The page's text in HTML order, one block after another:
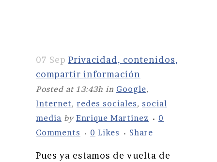
07 Sep Privacidad, contenidos,
compartir información
Posted at 13:43h in Google,
Internet, redes sociales, social
media by Enrique Martinez
0
Comments
0 Likes Share
Pues ya estamos de vuelta de